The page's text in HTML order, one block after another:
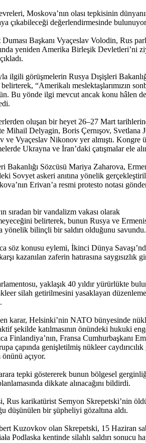
Moskova’nın olası tepkisinin
çıkabileceği değerlendirmesinde
Başkanı Vyaçeslav Volodin, Rus
yeniden Amerika Birleşik Devletleri’ni
ilgili görüşmelerin Rusya Dışişleri
“Amerikalı meslektaşlarımızın
Bu yönde ilgi mevcut ancak konu hâlen
oluşan bir heyet 26–27 Mart
Mihail Delyagin, Boris Çernışov, Svetlana
ve Vyaçeslav Nikonov yer almıştı. Kongre
Ukrayna ve İran’daki çatışmalar ele
Bakanlığı Sözcüsü Mariya Zaharova,
Sovyet askeri anıtına yönelik
Erivan’a resmi protesto notası
sıradan bir vandalizm vakası olarak
belirterek, bunun Rusya ve
yönelik bilinçli bir saldırı olduğunu savundu.
söz konusu eylemi, İkinci Dünya
kazanılan zaferin hatırasına saygısızlık
yaklaşık 40 yıldır yürürlükte
silah getirilmesini yasaklayan
karar, Helsinki’nin NATO bünyesinde
şekilde katılmasının önündeki hukuki
Finlandiya’nın, Fransa Cumhurbaşkanı
çapında genişletilmiş nükleer
önünü açıyor.
tepki göstererek bunun bölgesel gerginliği
dikkate alınacağını bildirdi.
Rus karikatürist Semyon Skrepetski’nin
düşünülen bir şüpheliyi gözaltına aldı.
Kuzovkov olan Skrepetski, 15 Haziran
Podlaska kentinde silahlı saldırı sonucu